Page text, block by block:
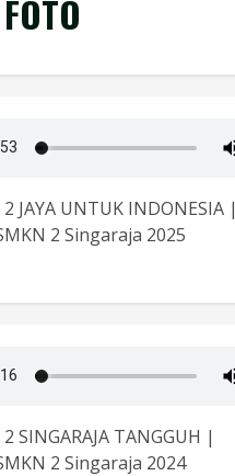
JAYA UNTUK INDONESIA |
2 Singaraja 2025
SINGARAJA TANGGUH |
2 Singaraja 2024